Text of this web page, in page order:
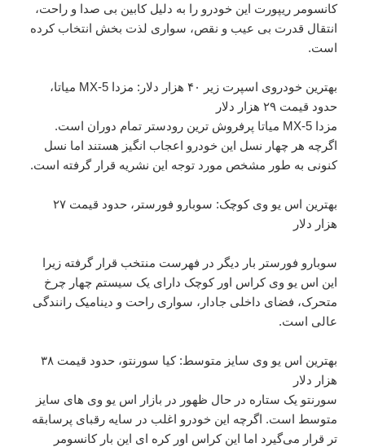
کانسومر ریپورت این خودرو را به دلیل کابین بی صدا و راحت،
انتقال قدرت بی عیب و نقص، سواری لذت بخش انتخاب کرده
است.
بهترین خودروی اسپرت زیر ۴۰ هزار دلار: مزدا MX-5 میاتا،
حدود قیمت ۲۹ هزار دلار
مزدا MX-5 میاتا پرفروش ترین رودستر تمام دوران است.
اگرچه هر چهار نسل این خودرو اعجاب انگیز هستند اما نسل
کنونی به طور مشخص مورد توجه این نشریه قرار گرفته است.
بهترین اس یو وی کوچک: سوبارو فورستر، حدود قیمت ۲۷
هزار دلار
سوبارو فورستر بار دیگر در فهرست منتخب قرار گرفته زیرا
این اس یو وی کراس اور کوچک دارای یک سیستم چهار چرخ
متحرک، فضای داخلی جادار، سواری راحت و دینامیک رانندگی
عالی است.
بهترین اس یو وی سایز متوسط: کیا سورنتو، حدود قیمت ۳۸
هزار دلار
سورنتو یک ستاره در حال ظهور در بازار اس یو وی های سایز
متوسط است. اگرچه این خودرو اغلب در سایه رقبای پرسابقه
تر قرار می‌گیرد اما این کراس اور کره ای این بار کانسومر